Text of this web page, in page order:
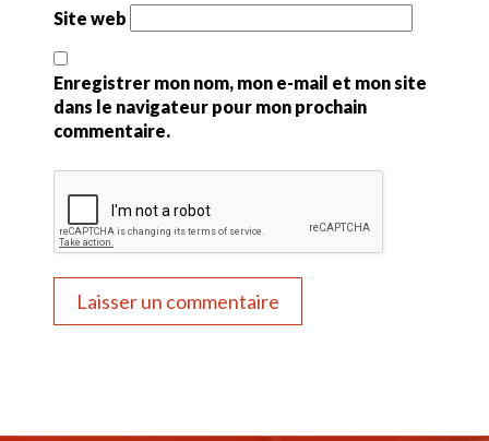
Site web
Enregistrer mon nom, mon e-mail et mon site
dans le navigateur pour mon prochain
commentaire.